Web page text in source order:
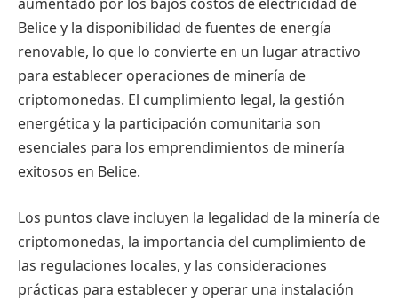
Belice y la disponibilidad de fuentes de energía
renovable, lo que lo convierte en un lugar atractivo
para establecer operaciones de minería de
criptomonedas. El cumplimiento legal, la gestión
energética y la participación comunitaria son
esenciales para los emprendimientos de minería
exitosos en Belice.
Los puntos clave incluyen la legalidad de la minería de
criptomonedas, la importancia del cumplimiento de
las regulaciones locales, y las consideraciones
prácticas para establecer y operar una instalación